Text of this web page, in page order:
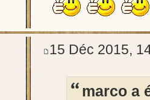
15 Déc 2015,
marco a